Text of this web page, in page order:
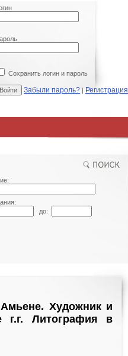
Сохранить логин и пароль
Забыли пароль? | Регистрация
до:
Художник и
г.г. Литография в